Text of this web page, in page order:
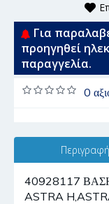
Για
προηγηθεί
παραγγελία.
0
Περιγραφή
40928117
ASTRA